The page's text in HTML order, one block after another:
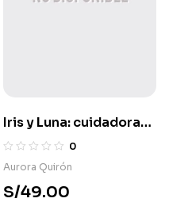
Iris y Luna: cuidadoras
de cachorritos
mágicos 2 – ¡Pociones
0
Aurora Quirón
S/49.00